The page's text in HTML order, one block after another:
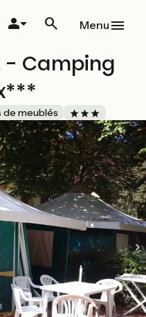
Menu
- Camping
de meublés